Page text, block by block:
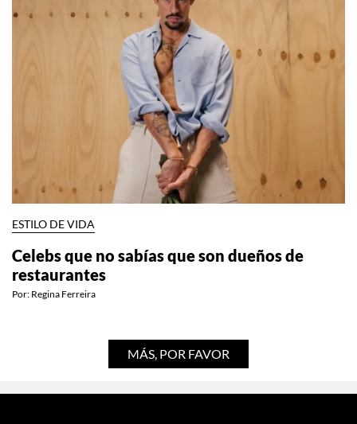
ESTILO DE VIDA
Celebs que no sabías que son dueños de
restaurantes
Por: Regina Ferreira
MÁS, POR FAVOR